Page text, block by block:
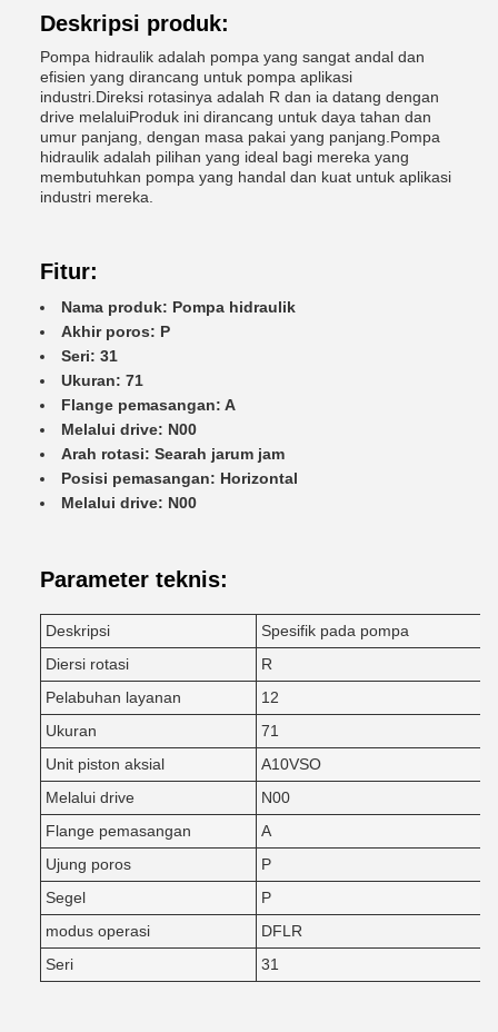
Deskripsi produk:
Pompa hidraulik adalah pompa yang sangat andal dan
efisien yang dirancang untuk pompa aplikasi
industri.Direksi rotasinya adalah R dan ia datang dengan
drive melaluiProduk ini dirancang untuk daya tahan dan
umur panjang, dengan masa pakai yang panjang.Pompa
hidraulik adalah pilihan yang ideal bagi mereka yang
membutuhkan pompa yang handal dan kuat untuk aplikasi
industri mereka.
Fitur:
Nama produk: Pompa hidraulik
Akhir poros: P
Seri: 31
Ukuran: 71
Flange pemasangan: A
Melalui drive: N00
Arah rotasi: Searah jarum jam
Posisi pemasangan: Horizontal
Melalui drive: N00
Parameter teknis:
Deskripsi
Spesifik pada pompa
Diersi rotasi
R
Pelabuhan layanan
12
Ukuran
71
Unit piston aksial
A10VSO
Melalui drive
N00
Flange pemasangan
A
Ujung poros
P
Segel
P
modus operasi
DFLR
Seri
31